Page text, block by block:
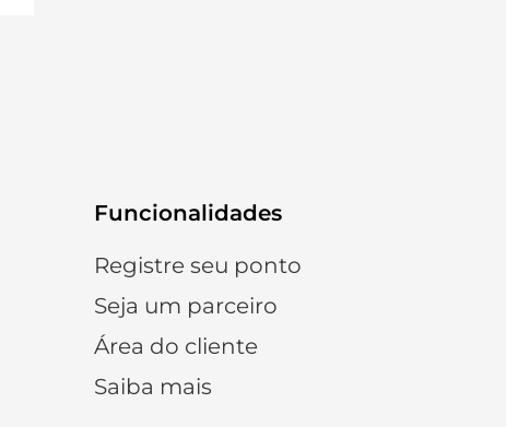
Funcionalidades
Registre seu ponto
Seja um parceiro
Área do cliente
Saiba mais